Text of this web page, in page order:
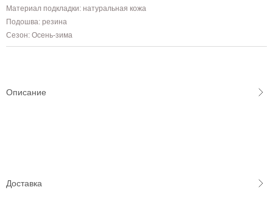
Материал подкладки: натуральная кожа
Подошва: резина
Сезон: Осень-зима
Описание
Доставка